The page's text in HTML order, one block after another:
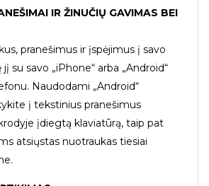
IR ŽINUČIŲ GAVIMAS BEI
pranešimus ir įspėjimus į savo
su savo „iPhone“ arba „Android“
Naudodami „Android“
į tekstinius pranešimus
įdiegtą klaviatūrą, taip pat
atsiųstas nuotraukas tiesiai